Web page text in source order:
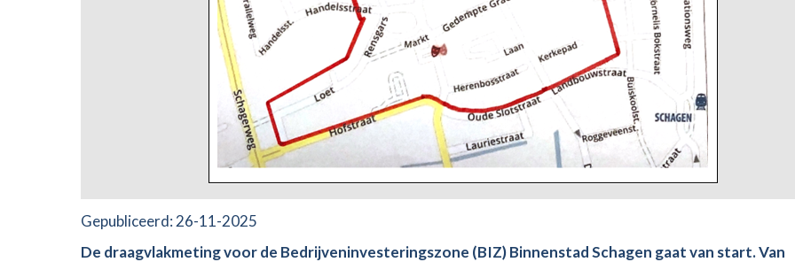
Gepubliceerd: 26-11-2025
De draagvlakmeting voor de Bedrijveninvesteringszone (BIZ) Binnenstad Schagen gaat van start. Van